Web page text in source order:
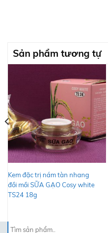
Sản phẩm tương tự
Kem đặc trị nám tàn nhang
đồi mồi SỮA GẠO Cosy white
TS24 18g
Tìm